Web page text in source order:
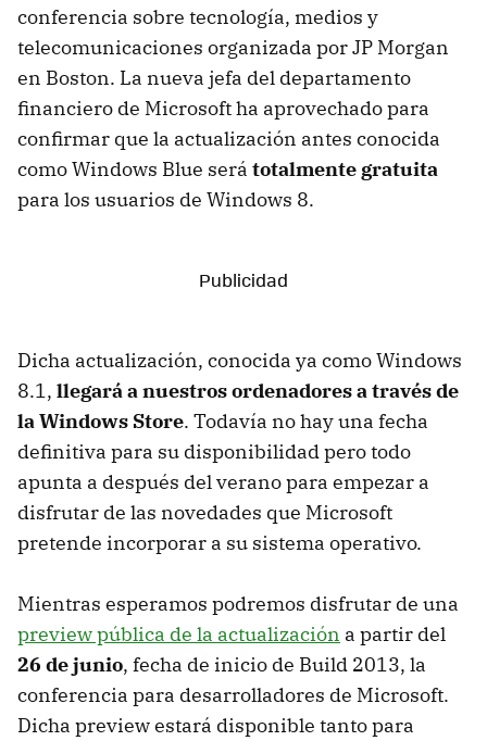
conferencia sobre tecnología, medios y
telecomunicaciones organizada por JP Morgan
en Boston. La nueva jefa del departamento
financiero de Microsoft ha aprovechado para
confirmar que la actualización antes conocida
como Windows Blue será totalmente gratuita
para los usuarios de Windows 8.
Dicha actualización, conocida ya como Windows
8.1, llegará a nuestros ordenadores a través de
la Windows Store. Todavía no hay una fecha
definitiva para su disponibilidad pero todo
apunta a después del verano para empezar a
disfrutar de las novedades que Microsoft
pretende incorporar a su sistema operativo.
Mientras esperamos podremos disfrutar de una
preview pública de la actualización a partir del
26 de junio, fecha de inicio de Build 2013, la
conferencia para desarrolladores de Microsoft.
Dicha preview estará disponible tanto para